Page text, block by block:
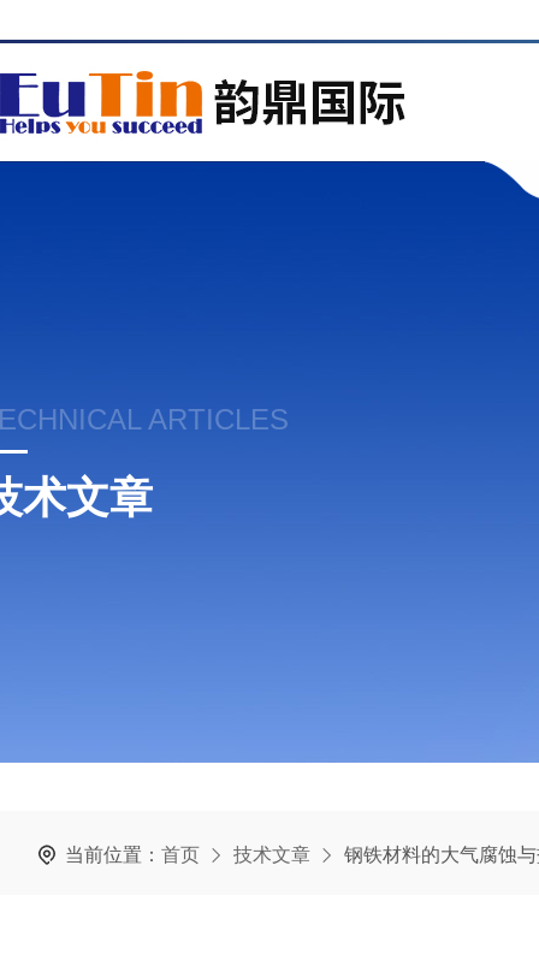
ARTICLES
术文章
当前位置： 首页 技术文章 钢铁材料的大气腐蚀